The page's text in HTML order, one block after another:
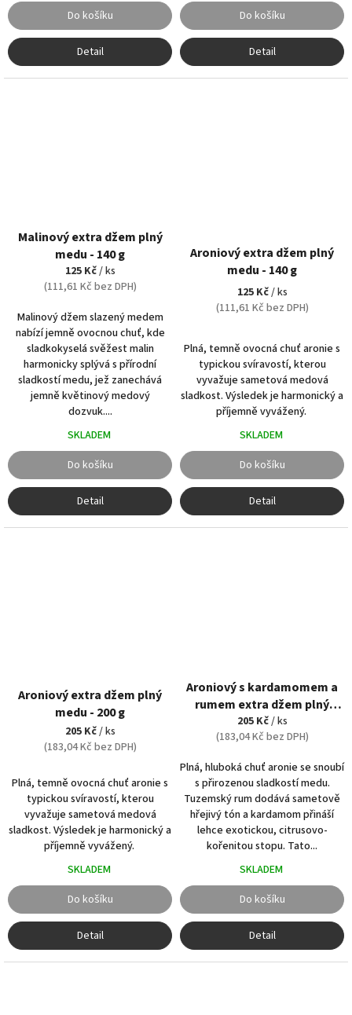
Do košíku
Detail
Do košíku
Detail
Malinový extra džem plný
medu - 140 g
125 Kč/ ks
(111,61 Kč bez DPH)
Malinový džem slazený medem
nabízí jemně ovocnou chuť, kde
sladkokyselá svěžest malin
harmonicky splývá s přírodní
sladkostí medu, jež zanechává
jemně květinový medový
dozvuk....
SKLADEM
Do košíku
Detail
Aroniový extra džem plný
medu - 140 g
125 Kč/ ks
(111,61 Kč bez DPH)
Plná, temně ovocná chuť aronie s
typickou svíravostí, kterou
vyvažuje sametová medová
sladkost. Výsledek je harmonický a
příjemně vyvážený.
SKLADEM
Do košíku
Detail
Aroniový extra džem plný
medu - 200 g
205 Kč/ ks
(183,04 Kč bez DPH)
Plná, temně ovocná chuť aronie s
typickou svíravostí, kterou
vyvažuje sametová medová
sladkost. Výsledek je harmonický a
příjemně vyvážený.
SKLADEM
Do košíku
Detail
Aroniový s kardamomem a
rumem extra džem plný
medu - 200 g
205 Kč/ ks
(183,04 Kč bez DPH)
Plná, hluboká chuť aronie se snoubí
s přirozenou sladkostí medu.
Tuzemský rum dodává sametově
hřejivý tón a kardamom přináší
lehce exotickou, citrusovo-
kořenitou stopu. Tato...
SKLADEM
Do košíku
Detail